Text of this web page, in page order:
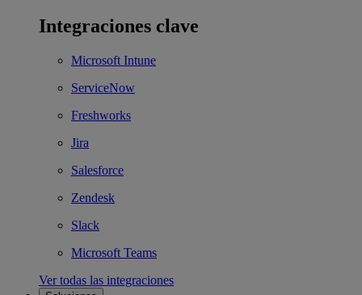
Integraciones clave
Microsoft Intune
ServiceNow
Freshworks
Jira
Salesforce
Zendesk
Slack
Microsoft Teams
Ver todas las integraciones